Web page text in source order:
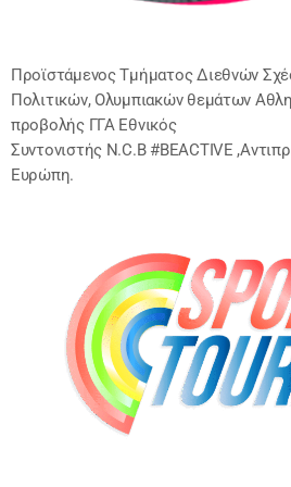
Προϊστάμενος Τμήματος Διεθνών
Πολιτικών, Ολυμπιακών θεμάτων
προβολής ΓΓΑ Εθνικός
Συντονιστής N.C.B #BEACTIVE
Ευρώπη.